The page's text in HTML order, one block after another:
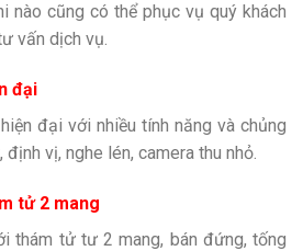
nào cũng có thể phục vụ quý khách
vấn dịch vụ.
đại
đại với nhiều tính năng và chủng
vị, nghe lén, camera thu nhỏ.
tử 2 mang
thám tử tư 2 mang, bán đứng, tống